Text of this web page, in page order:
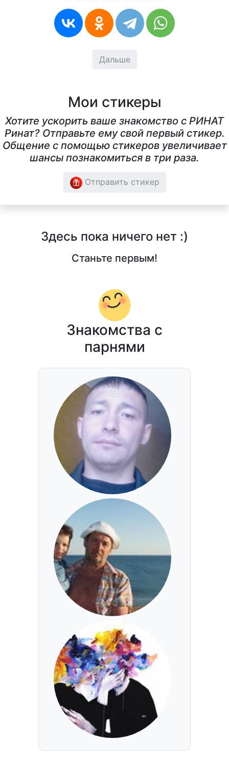
Дальше
Мои стикеры
Хотите ускорить ваше знакомство с РИНАТ
Ринат? Отправьте ему свой первый стикер.
Общение с помощью стикеров увеличивает
шансы познакомиться в три раза.
Отправить стикер
Здесь пока ничего нет :)
Станьте первым!
Знакомства с
парнями